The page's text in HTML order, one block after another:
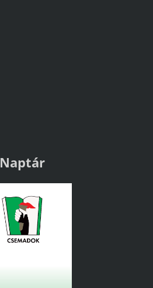
Naptár